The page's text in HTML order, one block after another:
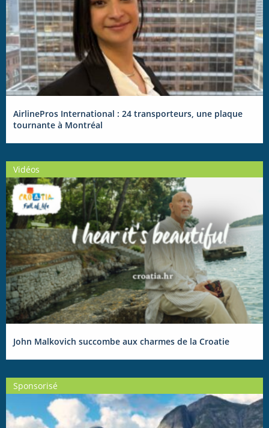
AirlinePros International : 24 transporteurs, une plaque
tournante à Montréal
Vidéos
John Malkovich succombe aux charmes de la Croatie
Sponsorisé